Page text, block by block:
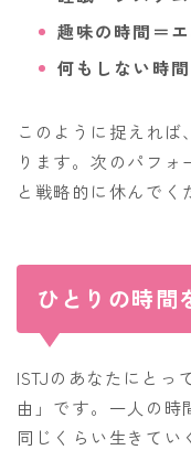
趣味の時間＝
何もしない時
このように捉えれ
ります。次のパフ
と戦略的に休んでく
ひとりの時間
ISTJのあなたにとっ
由」です。一人の時
同じくらい生きてい